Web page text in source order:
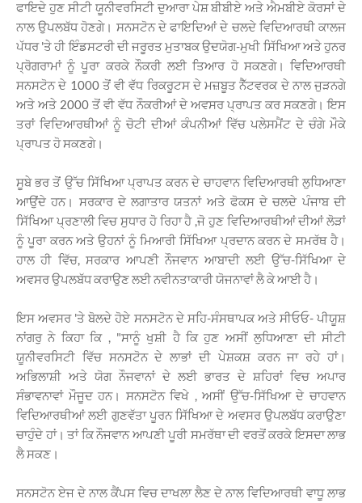
ਫਾਇਦੇ ਹੁਣ ਸੀਟੀ ਯੂਨੀਵਰਸਿਟੀ ਦੁਆਰਾ ਪੇਸ਼ ਬੀਬੀਏ ਅਤੇ ਐਮਬੀਏ ਕੋਰਸਾਂ ਦੇ
ਨਾਲ ਉਪਲਬੱਧ ਹੋਣਗੇ। ਸਨਸਟੋਨ ਦੇ ਫਾਇਦਿਆਂ ਦੇ ਚਲਦੇ ਵਿਦਿਆਰਥੀ ਕਾਲਜ
ਪੱਧਰ 'ਤੇ ਹੀ ਇੰਡਸਟਰੀ ਦੀ ਜਰੂਰਤ ਮੁਤਾਬਕ ਉਦਯੋਗ-ਮੁਖੀ ਸਿੱਖਿਆ ਅਤੇ ਹੁਨਰ
ਪ੍ਰੋਗਰਾਮਾਂ ਨੂੰ ਪੂਰਾ ਕਰਕੇ ਨੌਕਰੀ ਲਈ ਤਿਆਰ ਹੋ ਸਕਣਗੇ। ਵਿਦਿਆਰਥੀ
ਸਨਸਟੋਨ ਦੇ 1000 ਤੋਂ ਵੀ ਵੱਧ ਰਿਕਰੂਟਸ ਦੇ ਮਜ਼ਬੂਤ ਨੈੱਟਵਰਕ ਦੇ ਨਾਲ ਜੁੜਨਗੇ
ਅਤੇ ਅਤੇ 2000 ਤੋਂ ਵੀ ਵੱਧ ਨੌਕਰੀਆਂ ਦੇ ਅਵਸਰ ਪ੍ਰਾਪਤ ਕਰ ਸਕਣਗੇ। ਇਸ
ਤਰਾਂ ਵਿਦਿਆਰਥੀਆਂ ਨੂੰ ਚੋਟੀ ਦੀਆਂ ਕੰਪਨੀਆਂ ਵਿੱਚ ਪਲੇਸਮੈਂਟ ਦੇ ਚੰਗੇ ਮੌਕੇ
ਪ੍ਰਾਪਤ ਹੋ ਸਕਣਗੇ।
ਸੂਬੇ ਭਰ ਤੋਂ ਉੱਚ ਸਿੱਖਿਆ ਪ੍ਰਾਪਤ ਕਰਨ ਦੇ ਚਾਹਵਾਨ ਵਿਦਿਆਰਥੀ ਲੁਧਿਆਣਾ
ਆਉਂਦੇ ਹਨ। ਸਰਕਾਰ ਦੇ ਲਗਾਤਾਰ ਯਤਨਾਂ ਅਤੇ ਫੋਕਸ ਦੇ ਚਲਦੇ ਪੰਜਾਬ ਦੀ
ਸਿੱਖਿਆ ਪ੍ਰਣਾਲੀ ਵਿਚ ਸੁਧਾਰ ਹੋ ਰਿਹਾ ਹੈ ,ਜੋ ਹੁਣ ਵਿਦਿਆਰਥੀਆਂ ਦੀਆਂ ਲੋੜਾਂ
ਨੂੰ ਪੂਰਾ ਕਰਨ ਅਤੇ ਉਹਨਾਂ ਨੂੰ ਮਿਆਰੀ ਸਿੱਖਿਆ ਪ੍ਰਦਾਨ ਕਰਨ ਦੇ ਸਮਰੱਥ ਹੈ।
ਹਾਲ ਹੀ ਵਿੱਚ, ਸਰਕਾਰ ਆਪਣੀ ਨੌਜਵਾਨ ਆਬਾਦੀ ਲਈ ਉੱਚ-ਸਿੱਖਿਆ ਦੇ
ਅਵਸਰ ਉਪਲਬੱਧ ਕਰਾਉਣ ਲਈ ਨਵੀਨਤਾਕਾਰੀ ਯੋਜਨਾਵਾਂ ਲੈ ਕੇ ਆਈ ਹੈ।
ਇਸ ਅਵਸਰ 'ਤੇ ਬੋਲਦੇ ਹੋਏ ਸਨਸਟੋਨ ਦੇ ਸਹਿ-ਸੰਸਥਾਪਕ ਅਤੇ ਸੀਓਓ- ਪੀਯੂਸ਼
ਨਾਂਗਰੁ ਨੇ ਕਿਹਾ ਕਿ , "ਸਾਨੂੰ ਖੁਸ਼ੀ ਹੈ ਕਿ ਹੁਣ ਅਸੀਂ ਲੁਧਿਆਣਾ ਦੀ ਸੀਟੀ
ਯੂਨੀਵਰਸਿਟੀ ਵਿੱਚ ਸਨਸਟੋਨ ਦੇ ਲਾਭਾਂ ਦੀ ਪੇਸ਼ਕਸ਼ ਕਰਨ ਜਾ ਰਹੇ ਹਾਂ।
ਅਭਿਲਾਸ਼ੀ ਅਤੇ ਯੋਗ ਨੌਜਵਾਨਾਂ ਦੇ ਲਈ ਭਾਰਤ ਦੇ ਸ਼ਹਿਰਾਂ ਵਿਚ ਅਪਾਰ
ਸੰਭਾਵਨਾਵਾਂ ਮੌਜੂਦ ਹਨ। ਸਨਸਟੋਨ ਵਿਖੇ , ਅਸੀਂ ਉੱਚ-ਸਿੱਖਿਆ ਦੇ ਚਾਹਵਾਨ
ਵਿਦਿਆਰਥੀਆਂ ਲਈ ਗੁਣਵੱਤਾ ਪੂਰਨ ਸਿੱਖਿਆ ਦੇ ਅਵਸਰ ਉਪਲਬੱਧ ਕਰਾਉਣਾ
ਚਾਹੁੰਦੇ ਹਾਂ। ਤਾਂ ਕਿ ਨੌਜਵਾਨ ਆਪਣੀ ਪੂਰੀ ਸਮਰੱਥਾ ਦੀ ਵਰਤੋਂ ਕਰਕੇ ਇਸਦਾ ਲਾਭ
ਲੈ ਸਕਣ।
ਸਨਸਟੋਨ ਏਜ ਦੇ ਨਾਲ ਕੈਂਪਸ ਵਿਚ ਦਾਖਲਾ ਲੈਣ ਦੇ ਨਾਲ ਵਿਦਿਆਰਥੀ ਵਾਧੂ ਲਾਭ